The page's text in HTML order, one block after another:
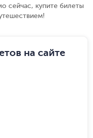
сейчас, купите билеты
на сайте